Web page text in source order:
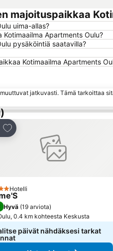
majoituspaikkaa
uima-allas?
Apartments Oulu?
pysäköintiä saatavilla?
Kotimaailma Apartments
jatkuvasti. Tämä tarkoittaa
Lisää suosikkeihin
Hotelli
Hyvä (19 arviota)
0.4 km kohteesta Keskusta
päivät nähdäksesi tarkat